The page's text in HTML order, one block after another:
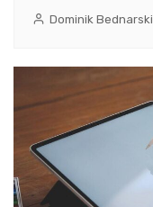
Dominik Bednarski